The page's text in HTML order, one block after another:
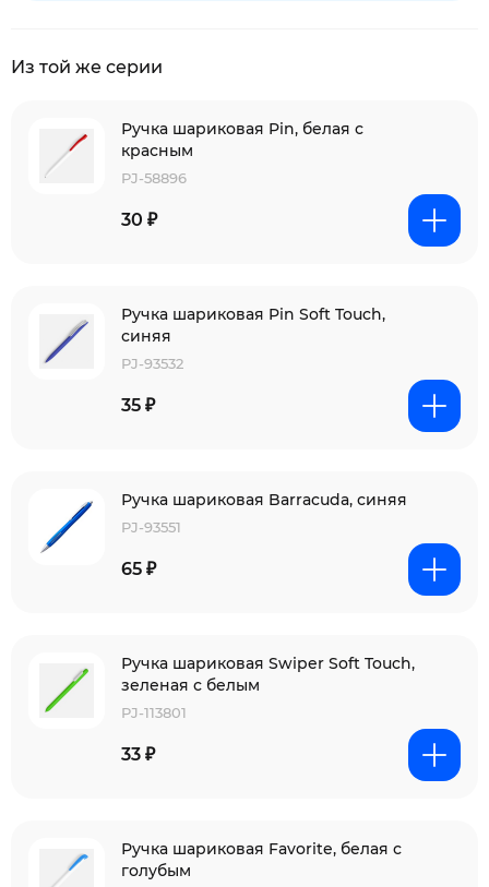
Из той же серии
Ручка шариковая Pin, белая с
красным
PJ-58896
30 ₽
Ручка шариковая Pin Soft Touch,
синяя
PJ-93532
35 ₽
Ручка шариковая Barracuda, синяя
PJ-93551
65 ₽
Ручка шариковая Swiper Soft Touch,
зеленая с белым
PJ-113801
33 ₽
Ручка шариковая Favorite, белая с
голубым